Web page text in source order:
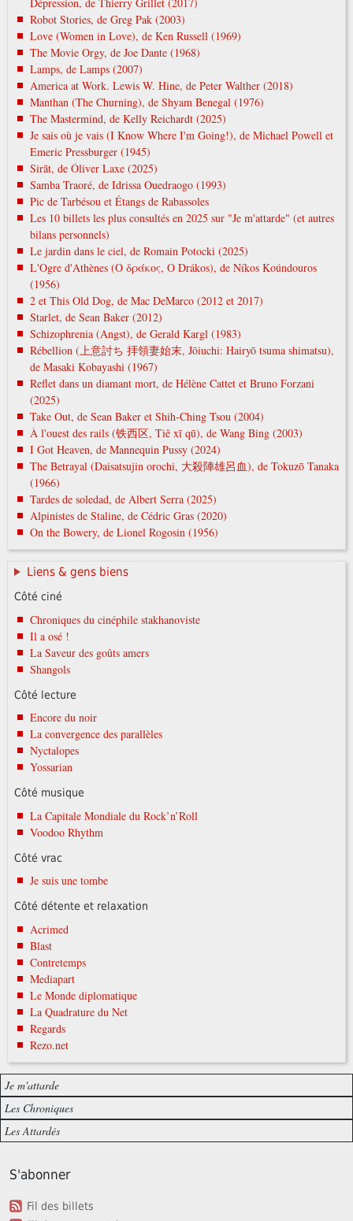
Robot Stories, de Greg Pak (2003)
Love (Women in Love), de Ken Russell (1969)
The Movie Orgy, de Joe Dante (1968)
Lamps, de Lamps (2007)
America at Work. Lewis W. Hine, de Peter Walther (2018)
Manthan (The Churning), de Shyam Benegal (1976)
The Mastermind, de Kelly Reichardt (2025)
Je sais où je vais (I Know Where I'm Going!), de Michael Powell et
Emeric Pressburger (1945)
Sirāt, de Óliver Laxe (2025)
Samba Traoré, de Idrissa Ouedraogo (1993)
Pic de Tarbésou et Étangs de Rabassoles
Les 10 billets les plus consultés en 2025 sur "Je m'attarde" (et autres
bilans personnels)
Le jardin dans le ciel, de Romain Potocki (2025)
L'Ogre d'Athènes (Ο δράκος, O Drákos), de Níkos Koúndouros
(1956)
2 et This Old Dog, de Mac DeMarco (2012 et 2017)
Starlet, de Sean Baker (2012)
Schizophrenia (Angst), de Gerald Kargl (1983)
Rébellion (上意討ち 拝領妻始末, Jōiuchi: Hairyō tsuma shimatsu),
de Masaki Kobayashi (1967)
Reflet dans un diamant mort, de Hélène Cattet et Bruno Forzani
(2025)
Take Out, de Sean Baker et Shih-Ching Tsou (2004)
À l'ouest des rails (铁西区, Tiě xī qū), de Wang Bing (2003)
I Got Heaven, de Mannequin Pussy (2024)
The Betrayal (Daisatsujin orochi, 大殺陣雄呂血), de Tokuzō Tanaka
(1966)
Tardes de soledad, de Albert Serra (2025)
Alpinistes de Staline, de Cédric Gras (2020)
On the Bowery, de Lionel Rogosin (1956)
Liens & gens biens
Côté ciné
Chroniques du cinéphile stakhanoviste
Il a osé !
La Saveur des goûts amers
Shangols
Côté lecture
Encore du noir
La convergence des parallèles
Nyctalopes
Yossarian
Côté musique
La Capitale Mondiale du Rock’n’Roll
Voodoo Rhythm
Côté vrac
Je suis une tombe
Côté détente et relaxation
Acrimed
Blast
Contretemps
Mediapart
Le Monde diplomatique
La Quadrature du Net
Regards
Rezo.net
Je m'attarde
Les Chroniques
Les Attardés
S'abonner
Fil des billets